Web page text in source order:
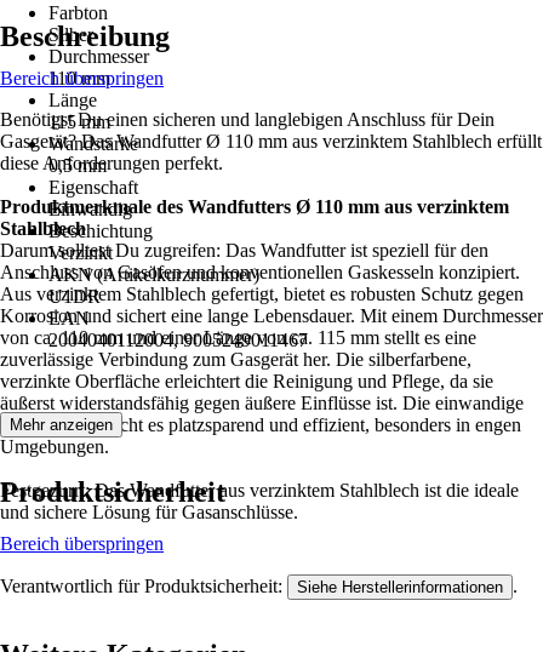
Farbton
Silber
Durchmesser
110 mm
Länge
115 mm
Wandstärke
0,5 mm
Eigenschaft
Einwandig
Beschichtung
Verzinkt
AKN (Artikelkurznummer)
U1DR
EAN
2004040112004, 9005249011467
Beschreibung
Bereich überspringen
Benötigst Du einen sicheren und langlebigen Anschluss für Dein
Gasgerät? Das Wandfutter Ø 110 mm aus verzinktem Stahlblech erfüllt
diese Anforderungen perfekt.
Produktmerkmale des Wandfutters Ø 110 mm aus verzinktem
Stahlblech
Darum solltest Du zugreifen: Das Wandfutter ist speziell für den
Anschluss von Gasöfen und konventionellen Gaskesseln konzipiert.
Aus verzinktem Stahlblech gefertigt, bietet es robusten Schutz gegen
Korrosion und sichert eine lange Lebensdauer. Mit einem Durchmesser
von ca. 110 mm und einer Länge von ca. 115 mm stellt es eine
zuverlässige Verbindung zum Gasgerät her. Die silberfarbene,
verzinkte Oberfläche erleichtert die Reinigung und Pflege, da sie
äußerst widerstandsfähig gegen äußere Einflüsse ist. Die einwandige
Ausführung macht es platzsparend und effizient, besonders in engen
Umgebungen.
Festgezurrt: Das Wandfutter aus verzinktem Stahlblech ist die ideale
und sichere Lösung für Gasanschlüsse.
Mehr anzeigen
Produktsicherheit
Bereich überspringen
Verantwortlich für Produktsicherheit: Siehe Herstellerinformationen .